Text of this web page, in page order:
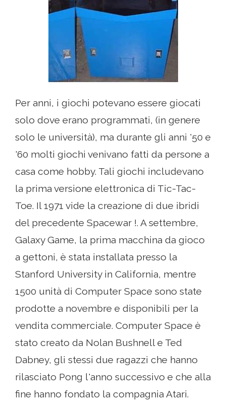
Per anni, i giochi potevano essere giocati
solo dove erano programmati, (in genere
solo le università), ma durante gli anni '50 e
'60 molti giochi venivano fatti da persone a
casa come hobby. Tali giochi includevano
la prima versione elettronica di Tic-Tac-
Toe. Il 1971 vide la creazione di due ibridi
del precedente Spacewar !. A settembre,
Galaxy Game, la prima macchina da gioco
a gettoni, è stata installata presso la
Stanford University in California, mentre
1500 unità di Computer Space sono state
prodotte a novembre e disponibili per la
vendita commerciale. Computer Space è
stato creato da Nolan Bushnell e Ted
Dabney, gli stessi due ragazzi che hanno
rilasciato Pong l'anno successivo e che alla
fine hanno fondato la compagnia Atari.